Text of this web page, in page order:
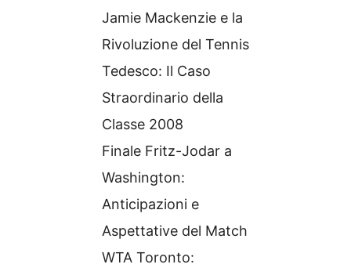
Jamie Mackenzie e la
Rivoluzione del Tennis
Tedesco: Il Caso
Straordinario della
Classe 2008
Finale Fritz-Jodar a
Washington:
Anticipazioni e
Aspettative del Match
WTA Toronto: